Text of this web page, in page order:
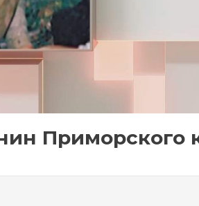
Приморского